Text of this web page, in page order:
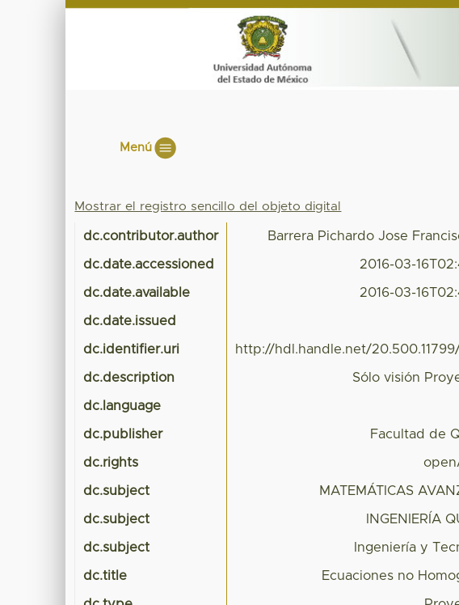
Menú
Mostrar el registro sencillo del objeto digital
dc.contributor.author Barrera Pichardo Jose
dc.date.accessioned 2016-03-
dc.date.available 2016-03-
dc.date.issued
dc.identifier.uri http://hdl.handle.net/
dc.description Sólo visión
dc.language
dc.publisher Facultad de
dc.rights
dc.subject MATEMÁTICAS
dc.subject INGENIERÍA
dc.subject Ingeniería y
dc.title Ecuaciones no